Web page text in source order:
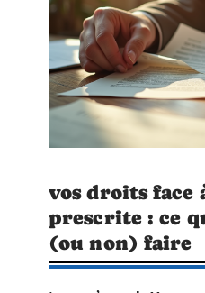
vos droits face
prescrite : ce
(ou non) faire